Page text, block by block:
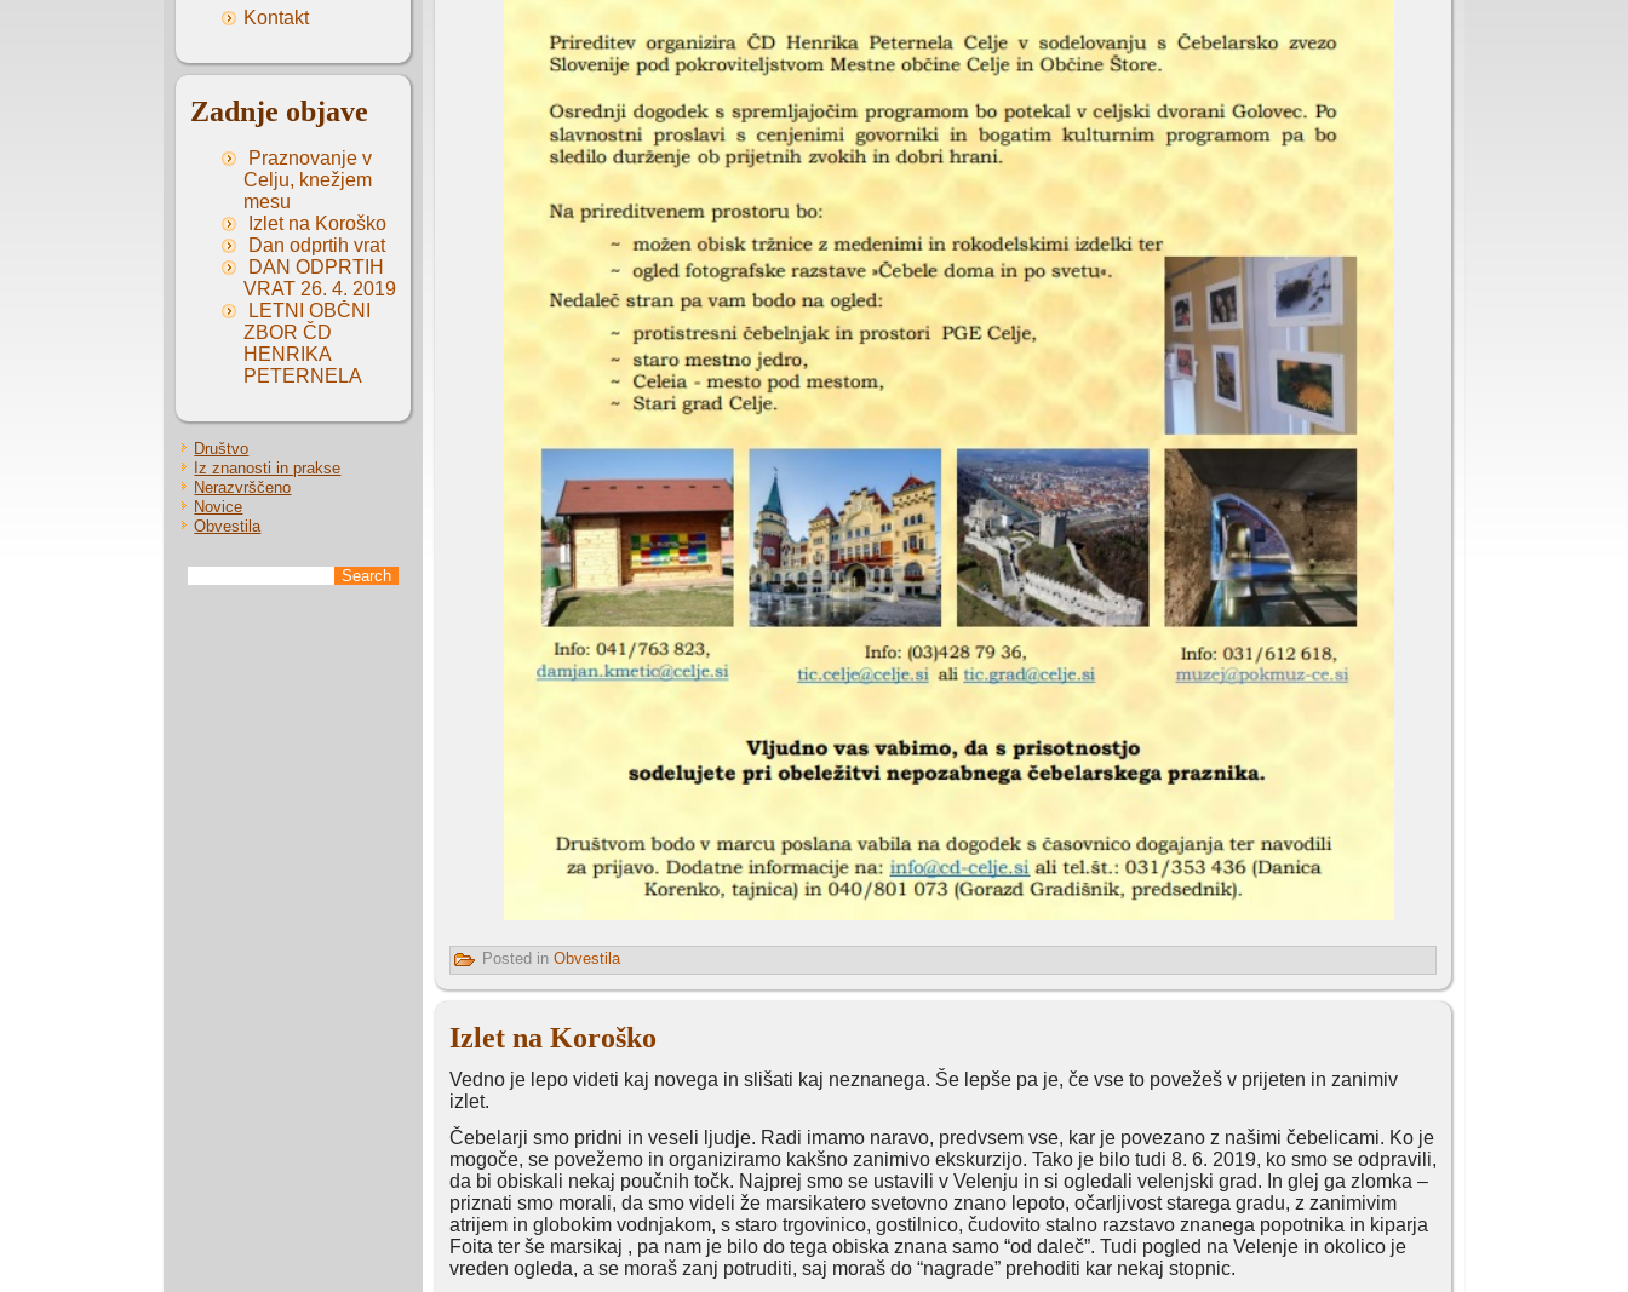
Kontakt
Zadnje objave
Praznovanje v
Celju, knežjem
mesu
Izlet na Koroško
Dan odprtih vrat
DAN ODPRTIH
VRAT 26. 4. 2019
LETNI OBČNI
ZBOR ČD
HENRIKA
PETERNELA
Društvo
Iz znanosti in prakse
Nerazvrščeno
Novice
Obvestila
Posted in Obvestila
Izlet na Koroško
Vedno je lepo videti kaj novega in slišati kaj neznanega. Še lepše pa je, če vse to povežeš v prijeten in zanimiv
izlet.
Čebelarji smo pridni in veseli ljudje. Radi imamo naravo, predvsem vse, kar je povezano z našimi čebelicami. Ko je
mogoče, se povežemo in organiziramo kakšno zanimivo ekskurzijo. Tako je bilo tudi 8. 6. 2019, ko smo se odpravili,
da bi obiskali nekaj poučnih točk. Najprej smo se ustavili v Velenju in si ogledali velenjski grad. In glej ga zlomka –
priznati smo morali, da smo videli že marsikatero svetovno znano lepoto, očarljivost starega gradu, z zanimivim
atrijem in globokim vodnjakom, s staro trgovinico, gostilnico, čudovito stalno razstavo znanega popotnika in kiparja
Foita ter še marsikaj , pa nam je bilo do tega obiska znana samo “od daleč”. Tudi pogled na Velenje in okolico je
vreden ogleda, a se moraš zanj potruditi, saj moraš do “nagrade” prehoditi kar nekaj stopnic.